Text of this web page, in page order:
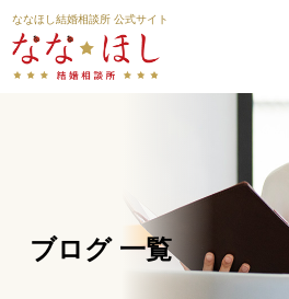
ななほし結婚相談所 公式サイト
ブログ 一覧